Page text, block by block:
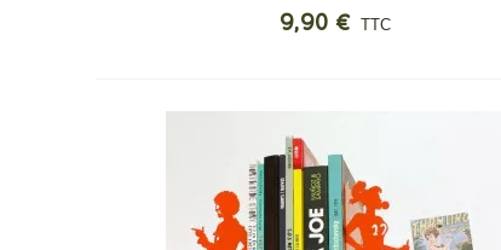
Neko
9,90 € TTC